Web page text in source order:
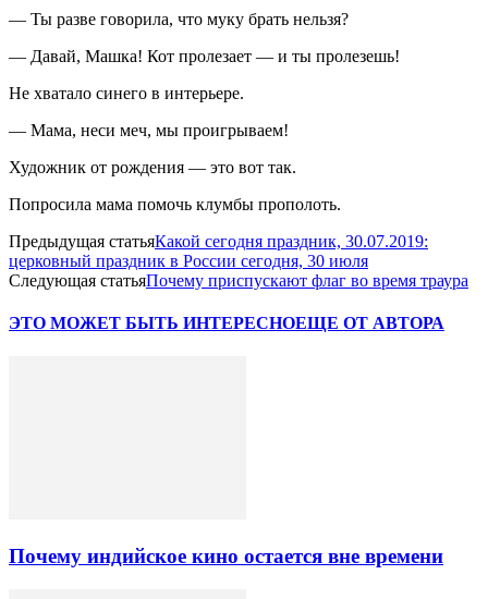
— Ты разве говорила, что муку брать нельзя?
— Давай, Машка! Кот пролезает — и ты пролезешь!
Не хватало синего в интерьере.
— Мама, неси меч, мы проигрываем!
Художник от рождения — это вот так.
Попросила мама помочь клумбы прополоть.
Предыдущая статьяКакой сегодня праздник, 30.07.2019:
церковный праздник в России сегодня, 30 июля
Следующая статьяПочему приспускают флаг во время траура
ЭТО МОЖЕТ БЫТЬ ИНТЕРЕСНОЕЩЕ ОТ АВТОРА
Почему индийское кино остается вне времени